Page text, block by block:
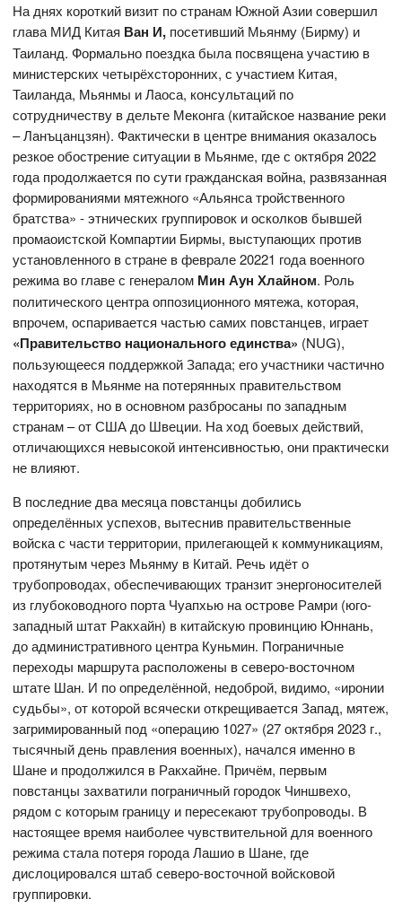
На днях короткий визит по странам Южной Азии совершил
глава МИД Китая Ван И, посетивший Мьянму (Бирму) и
Таиланд. Формально поездка была посвящена участию в
министерских четырёхсторонних, с участием Китая,
Таиланда, Мьянмы и Лаоса, консультаций по
сотрудничеству в дельте Меконга (китайское название реки
– Ланъцанцзян). Фактически в центре внимания оказалось
резкое обострение ситуации в Мьянме, где с октября 2022
года продолжается по сути гражданская война, развязанная
формированиями мятежного «Альянса тройственного
братства» - этнических группировок и осколков бывшей
промаоистской Компартии Бирмы, выступающих против
установленного в стране в феврале 20221 года военного
режима во главе с генералом Мин Аун Хлайном. Роль
политического центра оппозиционного мятежа, которая,
впрочем, оспаривается частью самих повстанцев, играет
«Правительство национального единства» (NUG),
пользующееся поддержкой Запада; его участники частично
находятся в Мьянме на потерянных правительством
территориях, но в основном разбросаны по западным
странам – от США до Швеции. На ход боевых действий,
отличающихся невысокой интенсивностью, они практически
не влияют.
В последние два месяца повстанцы добились
определённых успехов, вытеснив правительственные
войска с части территории, прилегающей к коммуникациям,
протянутым через Мьянму в Китай. Речь идёт о
трубопроводах, обеспечивающих транзит энергоносителей
из глубоководного порта Чуапхью на острове Рамри (юго-
западный штат Ракхайн) в китайскую провинцию Юннань,
до административного центра Куньмин. Пограничные
переходы маршрута расположены в северо-восточном
штате Шан. И по определённой, недоброй, видимо, «иронии
судьбы», от которой всячески открещивается Запад, мятеж,
загримированный под «операцию 1027» (27 октября 2023 г.,
тысячный день правления военных), начался именно в
Шане и продолжился в Ракхайне. Причём, первым
повстанцы захватили пограничный городок Чиншвехо,
рядом с которым границу и пересекают трубопроводы. В
настоящее время наиболее чувствительной для военного
режима стала потеря города Лашио в Шане, где
дислоцировался штаб северо-восточной войсковой
группировки.